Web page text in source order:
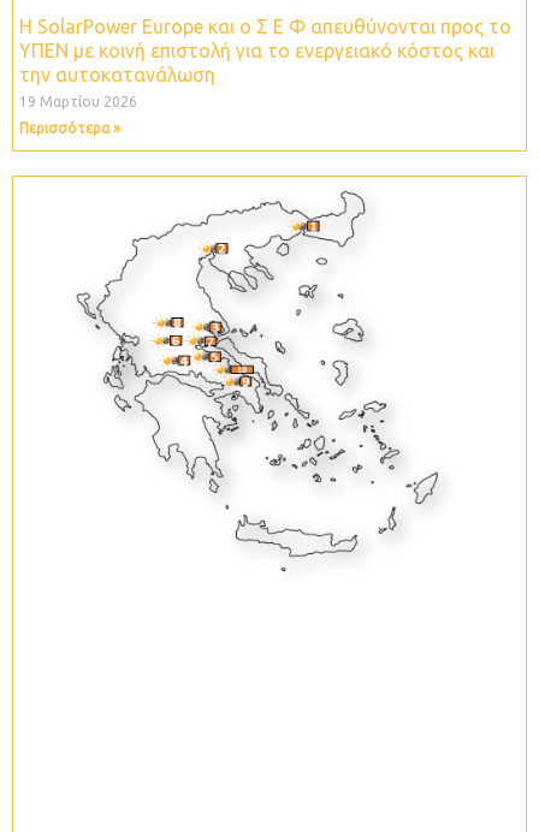
Η SolarPower Europe και ο Σ Ε Φ απευθύνονται προς το
ΥΠΕΝ με κοινή επιστολή για το ενεργειακό κόστος και
την αυτοκατανάλωση
19 Μαρτίου 2026
Περισσότερα »